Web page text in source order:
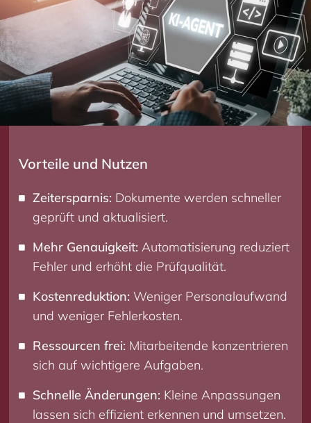
Vorteile und Nutzen
Zeitersparnis: Dokumente werden schneller
geprüft und aktualisiert.
Mehr Genauigkeit: Automatisierung reduziert
Fehler und erhöht die Prüfqualität.
Kostenreduktion: Weniger Personalaufwand
und weniger Fehlerkosten.
Ressourcen frei: Mitarbeitende konzentrieren
sich auf wichtigere Aufgaben.
Schnelle Änderungen: Kleine Anpassungen
lassen sich effizient erkennen und umsetzen.